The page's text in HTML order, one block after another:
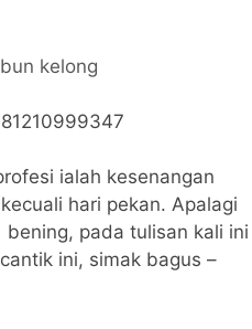
ialah kesenangan
hari pekan. Apalagi
pada tulisan kali ini
ini, simak bagus –